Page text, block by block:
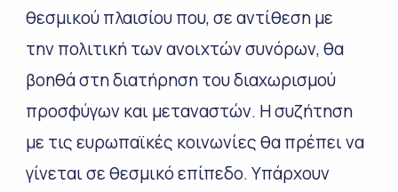
θεσμικού πλαισίου που, σε αντίθεση με
την πολιτική των ανοιχτών συνόρων, θα
βοηθά στη διατήρηση του διαχωρισμού
προσφύγων και μεταναστών. Η συζήτηση
με τις ευρωπαϊκές κοινωνίες θα πρέπει να
γίνεται σε θεσμικό επίπεδο. Υπάρχουν